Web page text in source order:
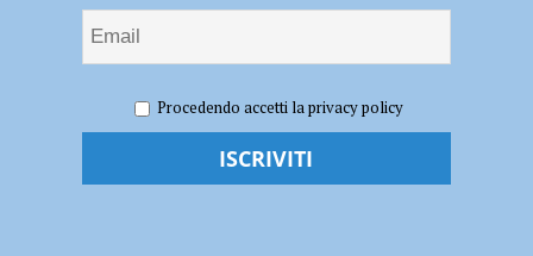
Stefano Salieri resta il coach dell’Assigeco Piacenza per le prossime
due stagioni
Serie A2 – Stefano Salieri resta il coach
Procedendo accetti la privacy policy